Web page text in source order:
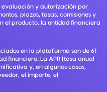
y autorización por
plazos, tasas, comisiones y
el producto, la entidad financiera
en la plataforma son de 61
financiera. La APR (tasa anual
y, en algunos casos,
el importe, el